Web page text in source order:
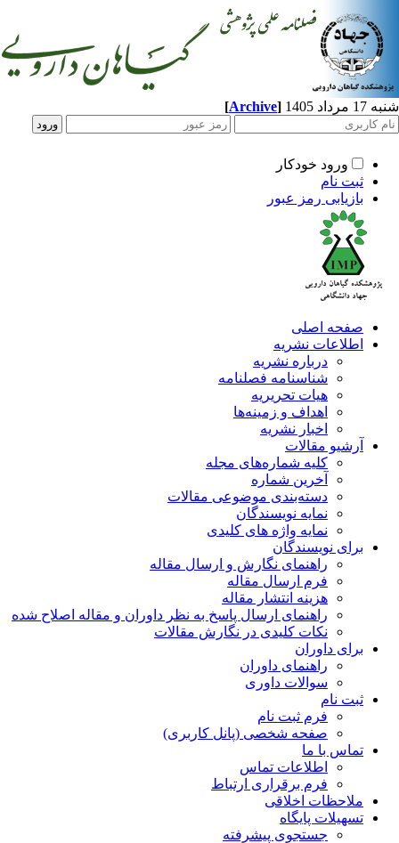
1405
[Archive]
ورود خودکار
ثبت نام
بازیابی رمز عبور
صفحه اصلی
اطلاعات نشریه
درباره نشریه
شناسنامه فصلنامه
هیات تحریریه
اهداف و زمینه‌ها
اخبار نشریه
آرشیو مقالات
کلیه شماره‌های مجله
آخرین شماره
دسته‌بندی موضوعی مقالات
نمایه نویسندگان
نمایه واژه های کلیدی
برای نویسندگان
راهنمای نگارش و ارسال مقاله
فرم ارسال مقاله
هزینه انتشار مقاله
راهنمای ارسال پاسخ به نظر داوران و مقاله اصلاح شده
نکات کلیدی در نگارش مقالات
برای داوران
راهنمای داوران
سوالات داوری
ثبت نام
فرم ثبت نام
صفحه شخصی (پانل کاربری)
تماس با ما
اطلاعات تماس
فرم برقراری ارتباط
ملاحظات اخلاقی
تسهیلات پایگاه
جستجوی پیشرفته